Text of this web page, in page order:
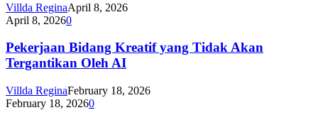
Villda ReginaApril 8, 2026
April 8, 20260
Pekerjaan Bidang Kreatif yang Tidak Akan
Tergantikan Oleh AI
Villda ReginaFebruary 18, 2026
February 18, 20260